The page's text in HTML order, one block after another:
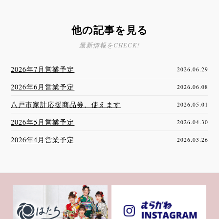
他の記事を見る
最新情報をCHECK!
2026年7月営業予定 2026.06.29
2026年6月営業予定 2026.06.08
八戸市家計応援商品券、使えます 2026.05.01
2026年5月営業予定 2026.04.30
2026年4月営業予定 2026.03.26